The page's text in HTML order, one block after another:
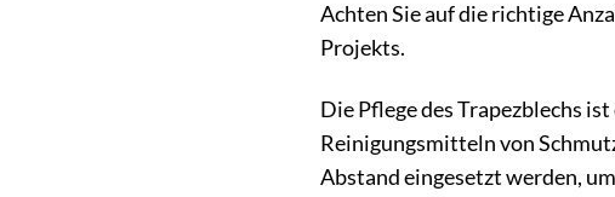
Achten Sie auf die richtige
Projekts.
Die Pflege des Trapezblechs
Reinigungsmitteln von
Abstand eingesetzt werden,